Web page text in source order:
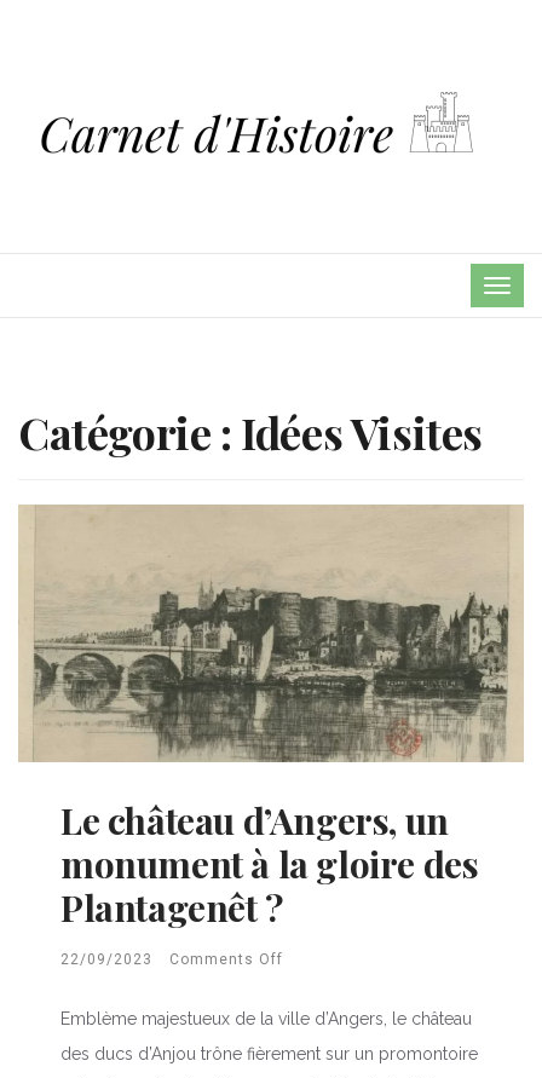
Catégorie : Idées Visites
Le château d’Angers, un
monument à la gloire des
Plantagenêt ?
22/09/2023 Comments Off
Emblème majestueux de la ville d’Angers, le château
des ducs d’Anjou trône fièrement sur un promontoire